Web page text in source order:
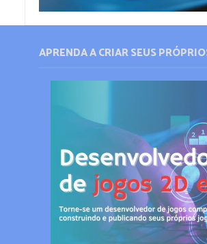
APRENDA A CRIAR SEUS